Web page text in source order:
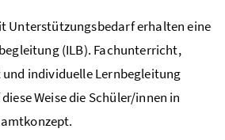
Unterstützungsbedarf erhalten eine
(ILB). Fachunterricht,
individuelle Lernbegleitung
Weise die Schüler/innen in